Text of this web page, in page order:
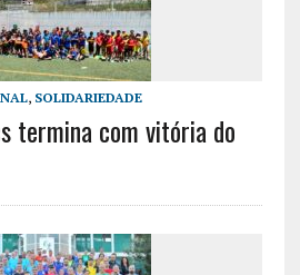
, SOLIDARIEDADE
termina com vitória do